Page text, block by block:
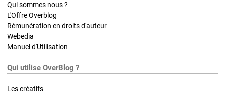
Qui sommes nous ?
L'Offre Overblog
Rémunération en droits d'auteur
Webedia
Manuel d'Utilisation
Qui utilise OverBlog ?
Les créatifs